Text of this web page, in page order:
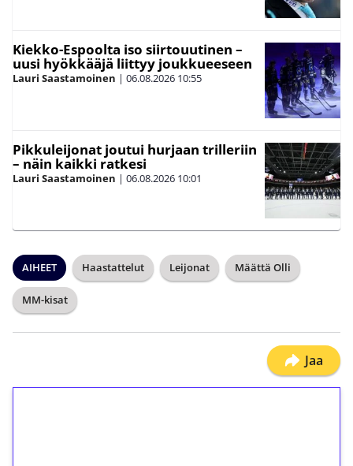
Kiekko-Espoolta iso siirtouutinen –
uusi hyökkääjä liittyy joukkueeseen
Lauri Saastamoinen | 06.08.2026 10:55
Pikkuleijonat joutui hurjaan trilleriin
– näin kaikki ratkesi
Lauri Saastamoinen | 06.08.2026 10:01
AIHEET Haastattelut Leijonat Määttä Olli
MM-kisat
Jaa